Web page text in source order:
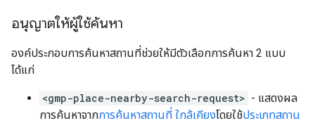
อนุญาตให้ผู้ใช้ค้นหา
องค์ประกอบการค้นหาสถานที่ช่วยให้มีตัวเลือกการค้นหา 2 แบบ
ได้แก่
<gmp-place-nearby-search-request> - แสดงผล
การค้นหาจากการค้นหาสถานที่ ใกล้เคียงโดยใช้ประเภทสถาน